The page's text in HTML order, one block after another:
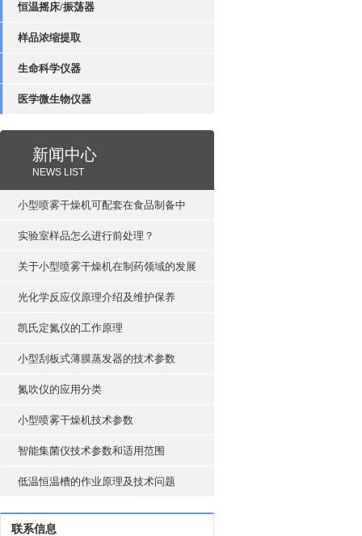
恒温摇床/振荡器
样品浓缩提取
生命科学仪器
医学微生物仪器
新闻中心
NEWS LIST
小型喷雾干燥机可配套在食品制备中
实验室样品怎么进行前处理？
关于小型喷雾干燥机在制药领域的发展
光化学反应仪原理介绍及维护保养
凯氏定氮仪的工作原理
小型刮板式薄膜蒸发器的技术参数
氮吹仪的应用分类
小型喷雾干燥机技术参数
智能集菌仪技术参数和适用范围
低温恒温槽的作业原理及技术问题
联系信息